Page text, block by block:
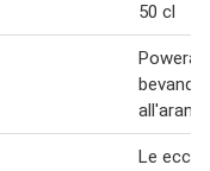
50 cl
Le